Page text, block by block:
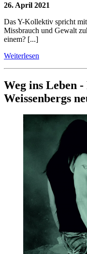
26. April 2021
Das Y-Kollektiv spricht
Missbrauch und Gewalt
einem? [...]
Weiterlesen
Weg ins Leben
Weissenbergs